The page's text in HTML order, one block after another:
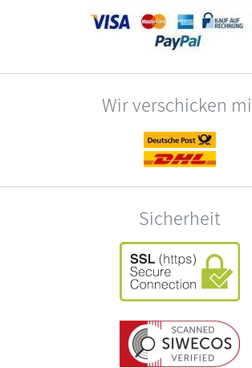
Wir verschicken
Sicherheit